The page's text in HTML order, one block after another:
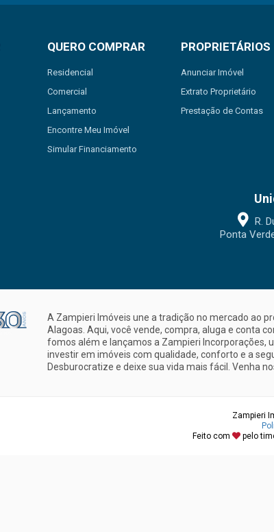
QUERO COMPRAR
Residencial
Comercial
Lançamento
Encontre Meu Imóvel
Simular Financiamento
PROPRIETÁRIOS
Anunciar Imóvel
Extrato Proprietário
Prestação de Contas
R.
Ponta
A Zampieri Imóveis une a tradição no mercado ao
Alagoas. Aqui, você vende, compra, aluga e conta
fomos além e lançamos a Zampieri Incorporações,
investir em imóveis com qualidade, conforto e a
Desburocratize e deixe sua vida mais fácil. Venha
Zampieri
Feito com
pelo